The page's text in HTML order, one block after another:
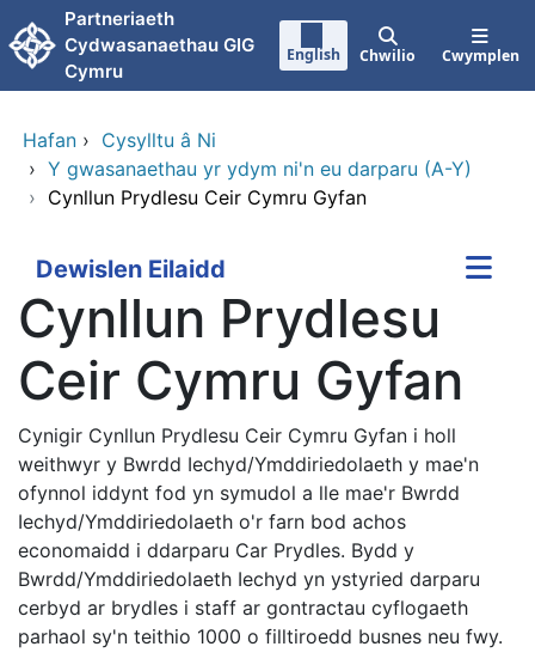
Neidio i'r prif gynnwy
Partneriaeth
Cydwasanaethau GIG
Cymru
English Chwilio Cwymplen
Hafan › Cysylltu â Ni
› Y gwasanaethau yr ydym ni'n eu darparu (A-Y)
› Cynllun Prydlesu Ceir Cymru Gyfan
Dewislen Eilaidd
Cynllun Prydlesu
Ceir Cymru Gyfan
Cynigir Cynllun Prydlesu Ceir Cymru Gyfan i holl
weithwyr y Bwrdd Iechyd/Ymddiriedolaeth y mae'n
ofynnol iddynt fod yn symudol a lle mae'r Bwrdd
Iechyd/Ymddiriedolaeth o'r farn bod achos
economaidd i ddarparu Car Prydles. Bydd y
Bwrdd/Ymddiriedolaeth Iechyd yn ystyried darparu
cerbyd ar brydles i staff ar gontractau cyflogaeth
parhaol sy'n teithio 1000 o filltiroedd busnes neu fwy.